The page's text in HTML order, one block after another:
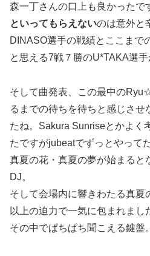
森一丁さんの口上も良かったで
といってもらえないのは意外と
DINASO選手の戦績とここまで
と思える7戦７勝のU*TAKA選手
そして曲発表、この最中の
るまでの待ちを待ちと感じさせ
たね。Sakura Sunriseとかよく
たですがjubeatでずっとやって
真夏の花・真夏の夢が始まると
DJ。
そして会場内に響きわたる真夏
以上の迫力で一気に包まれまし
その中でぱちぱち聞こえる鍵盤